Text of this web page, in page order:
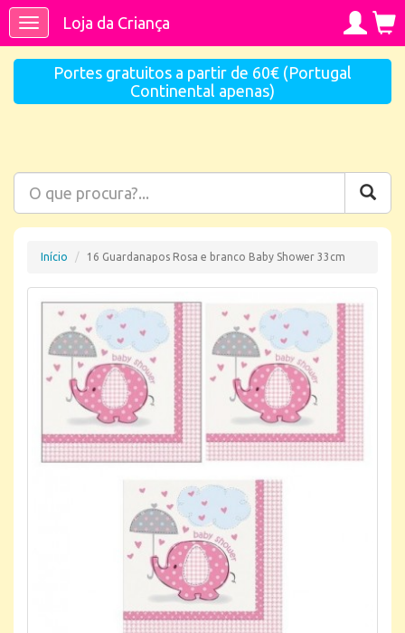
ToggleLoja da Criança
Portes gratuitos a partir de 60€ (Portugal
Continental apenas)
Início 16 Guardanapos Rosa e branco Baby Shower 33cm